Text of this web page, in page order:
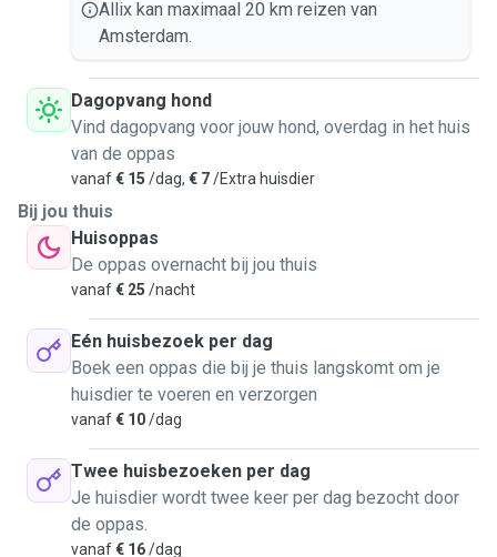
Allix kan maximaal 20 km reizen van
Amsterdam.
Dagopvang hond
Vind dagopvang voor jouw hond, overdag in het huis
van de oppas
vanaf€ 15 /dag, € 7/Extra huisdier
Bij jou thuis
Huisoppas
De oppas overnacht bij jou thuis
vanaf€ 25 /nacht
Eén huisbezoek per dag
Boek een oppas die bij je thuis langskomt om je
huisdier te voeren en verzorgen
vanaf€ 10/dag
Twee huisbezoeken per dag
Je huisdier wordt twee keer per dag bezocht door
de oppas.
vanaf€ 16/dag